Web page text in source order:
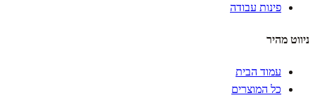
פינות עבודה
ניווט מהיר
עמוד הבית
כל המוצרים